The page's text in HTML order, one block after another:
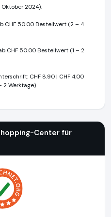
2024):
CHF 50.00 Bestellwert (2 – 4
CHF 50.00 Bestellwert (1 – 2
CHF 8.90 | CHF 4.00
2 Werktage)
Center für